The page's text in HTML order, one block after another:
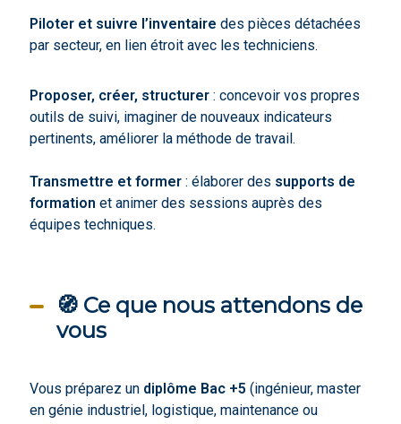
Piloter et suivre l’inventaire des pièces détachées
par secteur, en lien étroit avec les techniciens.
Proposer, créer, structurer: concevoir vos propres
outils de suivi, imaginer de nouveaux indicateurs
pertinents, améliorer la méthode de travail.
Transmettre et former: élaborer des supports de
formation et animer des sessions auprès des
équipes techniques.
🧭 Ce que nous attendons de
vous
Vous préparez un diplôme Bac +5 (ingénieur, master
en génie industriel, logistique, maintenance ou